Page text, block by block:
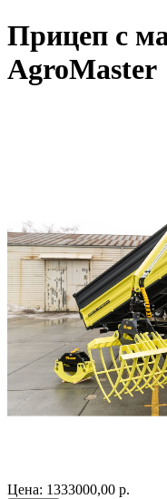
Прицеп с
AgroMaster
Цена: 1333000,00 р.